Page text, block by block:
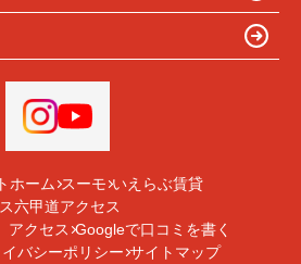
ホーム スーモ いえらぶ賃貸
六甲道アクセス
アクセス Googleで口コミを書く
バシーポリシー サイトマップ